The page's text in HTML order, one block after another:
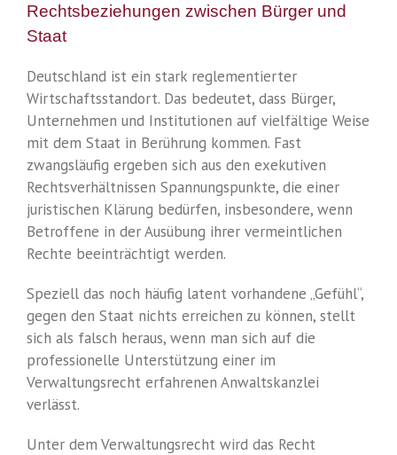
Rechtsbeziehungen zwischen Bürger und
Staat
Deutschland ist ein stark reglementierter
Wirtschaftsstandort. Das bedeutet, dass Bürger,
Unternehmen und Institutionen auf vielfältige Weise
mit dem Staat in Berührung kommen. Fast
zwangsläufig ergeben sich aus den exekutiven
Rechtsverhältnissen Spannungspunkte, die einer
juristischen Klärung bedürfen, insbesondere, wenn
Betroffene in der Ausübung ihrer vermeintlichen
Rechte beeinträchtigt werden.
Speziell das noch häufig latent vorhandene „Gefühl“,
gegen den Staat nichts erreichen zu können, stellt
sich als falsch heraus, wenn man sich auf die
professionelle Unterstützung einer im
Verwaltungsrecht erfahrenen Anwaltskanzlei
verlässt.
Unter dem Verwaltungsrecht wird das Recht